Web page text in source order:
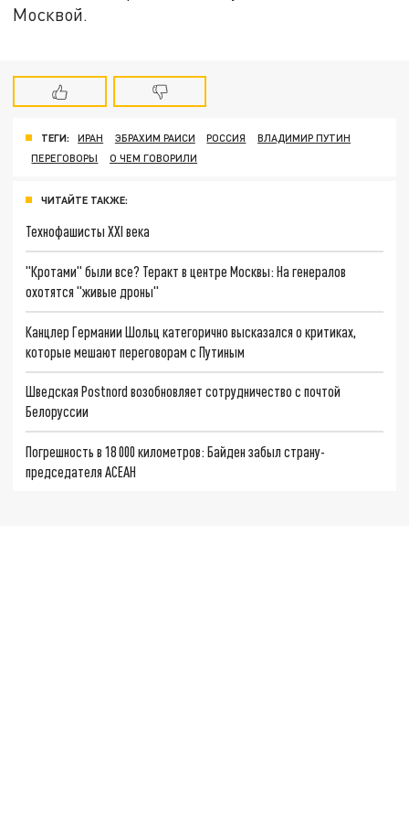
Москвой.
ТЕГИ: ИРАН ЭБРАХИМ РАИСИ РОССИЯ
ВЛАДИМИР ПУТИН
ПЕРЕГОВОРЫ
О ЧЕМ ГОВОРИЛИ
ЧИТАЙТЕ ТАКЖЕ:
Технофашисты XXI века
"Кротами" были все? Теракт в центре Москвы: На генералов
охотятся "живые дроны"
Канцлер Германии Шольц категорично высказался о критиках,
которые мешают переговорам с Путиным
Шведская Postnord возобновляет сотрудничество с почтой
Белоруссии
Погрешность в 18 000 километров: Байден забыл страну-
председателя АСЕАН